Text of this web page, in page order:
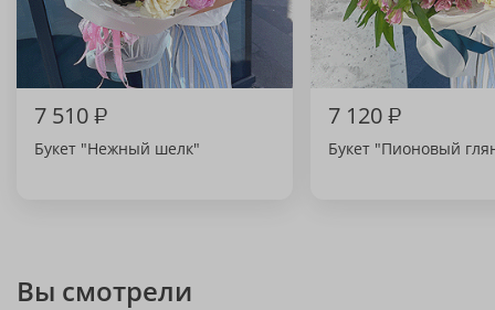
7 510₽
Букет "Нежный шелк"
7 120₽
Букет "Пионовый
Вы смотрели